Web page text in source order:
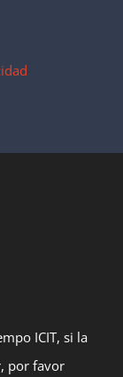
ICIT, si la
por favor